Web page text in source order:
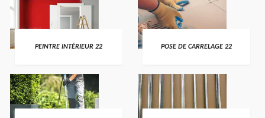
PEINTRE INTÉRIEUR 22 POSE DE CARRELAGE 22